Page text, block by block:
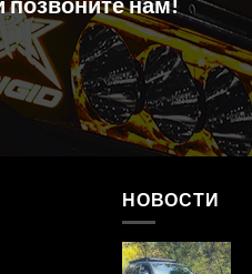
НОВОСТИ